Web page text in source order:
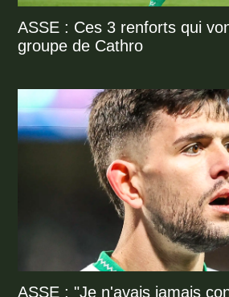
ASSE : Ces 3 renforts qui
groupe de Cathro
ASSE : "Je n'avais jamais